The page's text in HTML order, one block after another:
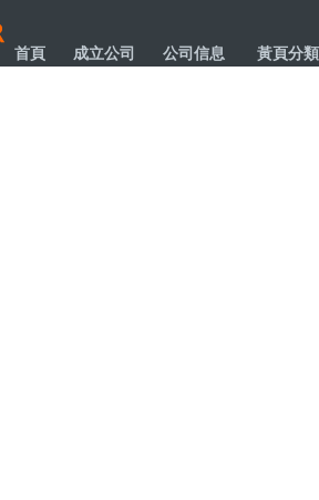
首頁 成立公司 公司信息 黃頁分類